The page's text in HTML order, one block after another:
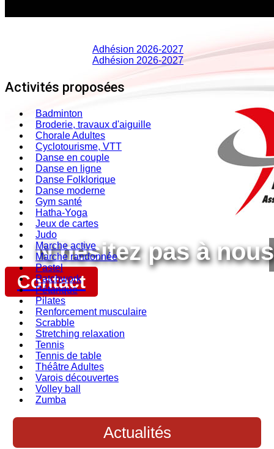
N'hésitez pas à
Contact
Adhésion 2026-2027
Adhésion 2026-2027
Activités proposées
Badminton
Broderie, travaux d'aiguille
Chorale Adultes
Cyclotourisme, VTT
Danse en couple
Danse en ligne
Danse Folklorique
Danse moderne
Gym santé
Hatha-Yoga
Jeux de cartes
Judo
Marche active
Marche randonnée
Pastel
Patchwork
Pétanque
Pilates
Renforcement musculaire
Scrabble
Stretching relaxation
Tennis
Tennis de table
Théâtre Adultes
Varois découvertes
Volley ball
Zumba
Actualités